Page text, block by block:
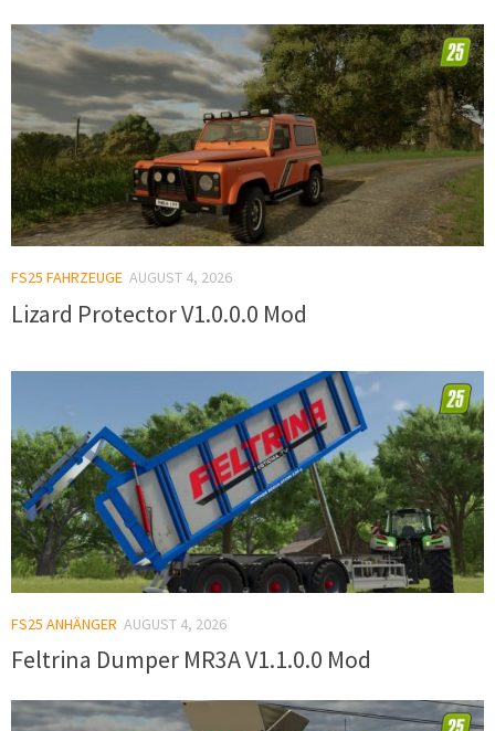
FS25 FAHRZEUGE AUGUST 4, 2026
Lizard Protector V1.0.0.0 Mod
FS25 ANHÄNGER AUGUST 4, 2026
Feltrina Dumper MR3A V1.1.0.0 Mod